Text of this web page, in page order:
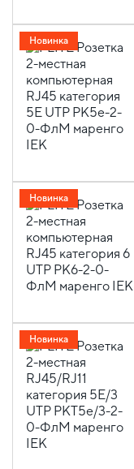
Новинка
Новинка
Новинка